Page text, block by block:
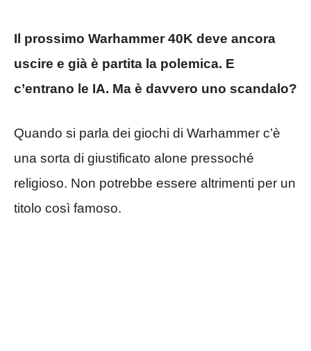
Il prossimo Warhammer 40K deve ancora
uscire e già è partita la polemica. E
c’entrano le IA. Ma è davvero uno scandalo?
Quando si parla dei giochi di Warhammer c’è
una sorta di giustificato alone pressoché
religioso. Non potrebbe essere altrimenti per un
titolo così famoso.